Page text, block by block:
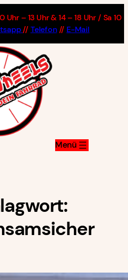
Uhr – 13 Uhr & 14 – 18 Uhr / Sa 10
// Telefon// E-Mail